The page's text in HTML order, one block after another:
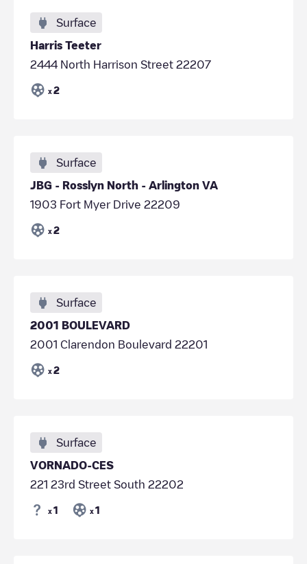
Surface
Harris Teeter
2444 North Harrison Street 22207
x 2
Surface
JBG - Rosslyn North - Arlington VA
1903 Fort Myer Drive 22209
x 2
Surface
2001 BOULEVARD
2001 Clarendon Boulevard 22201
x 2
Surface
VORNADO-CES
221 23rd Street South 22202
x 1 x 1